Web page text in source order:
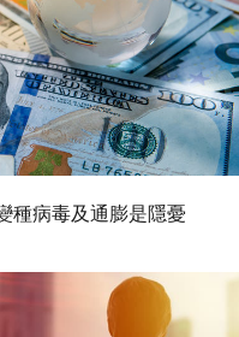
種病毒及通膨是隱憂